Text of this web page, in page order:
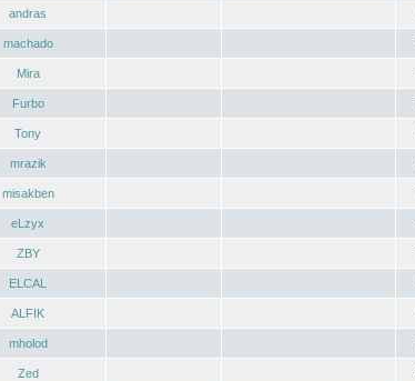
andras
machado
Mira
Furbo
Tony
mrazik
misakben
eLzyx
ZBY
ELCAL
ALFIK
mholod
Zed